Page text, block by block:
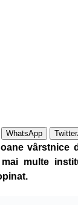
WhatsApp
vârstnice
multe